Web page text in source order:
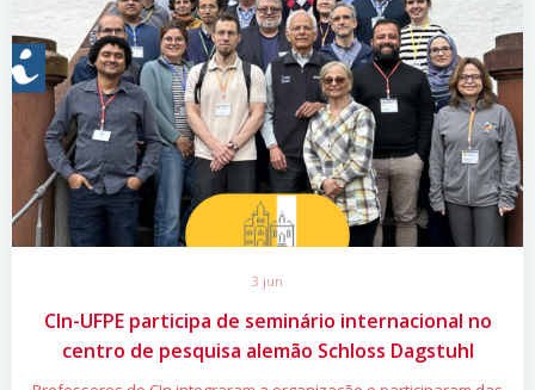
3 jun
CIn-UFPE participa de seminário internacional no
centro de pesquisa alemão Schloss Dagstuhl